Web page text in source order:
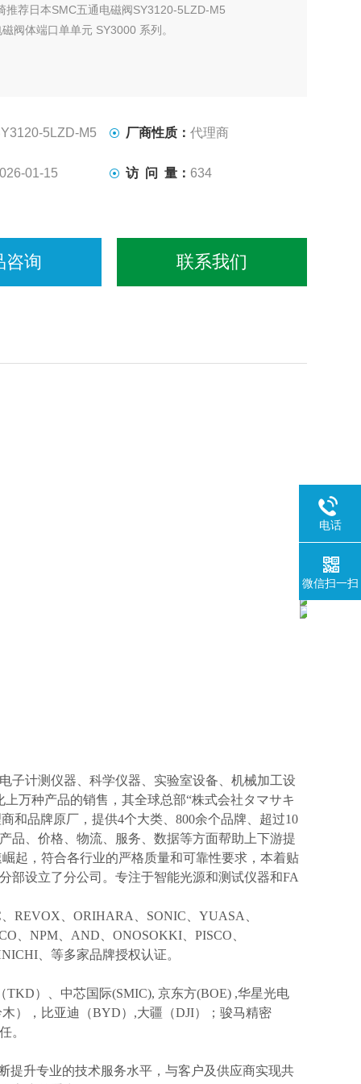
推荐日本SMC五通电磁阀SY3120-5LZD-M5
阀体端口单单元 SY3000 系列。
5LZD-M5 厂商性质： 代理商
01-15 访 问 量： 634
咨询 联系我们
子计测仪器、科学仪器、实验室设备、机械加工设
万种产品的销售，其全球总部“株式会社タマサキ
和品牌原厂，提供4个大类、800余个品牌、超过10
品、价格、物流、服务、数据等方面帮助上下游提
起，符合各行业的严格质量和可靠性要求，本着贴
部设立了分公司。专注于智能光源和测试仪器和FA
REVOX、ORIHARA、SONIC、YUASA、
、NPM、AND、ONOSOKKI、PISCO、
、等多家品牌授权认证。
TKD）、中芯国际(SMIC), 京东方(BOE) ,华星光电
），比亚迪（BYD）,大疆（DJI）；骏马精密
任。
提升专业的技术服务水平，与客户及供应商实现共
电话
微信扫一扫